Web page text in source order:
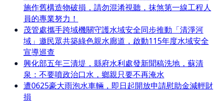
施作舊構造物破損，請勿混淆視聽，抹煞第一線工程人
員的專業努力！
茂管處攜手跨域機關守護水域安全同步推動「清淨河
域」邀民眾共築綠色親水廊道，啟動115年度水域安全
宣導巡查
興化部五年三潰堤，縣府水利處發新聞稿洗地，蘇清
泉：不要噴政治口水，鄉親只要不再淹水
遭0625豪大雨泡水車輛，即日起開放申請慰助金減輕財
損